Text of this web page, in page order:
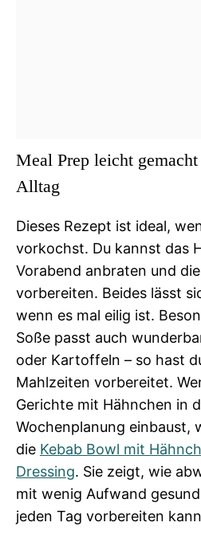
Meal Prep leicht
Alltag
Dieses Rezept ist ideal,
vorkochst. Du kannst das
Vorabend anbraten und
vorbereiten. Beides lässt
wenn es mal eilig ist.
Soße passt auch
oder Kartoffeln – so hast
Mahlzeiten vorbereitet.
Gerichte mit Hähnchen in
Wochenplanung einbaust,
die Kebab Bowl mit
Dressing. Sie zeigt, wie
mit wenig Aufwand
jeden Tag vorbereiten